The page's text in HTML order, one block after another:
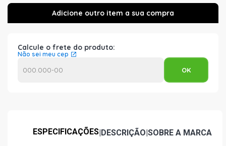
Calcule o frete do produto:
Não sei meu cep
ESPECIFICAÇÕES|DESCRIÇÃO|SOBRE A MARCA